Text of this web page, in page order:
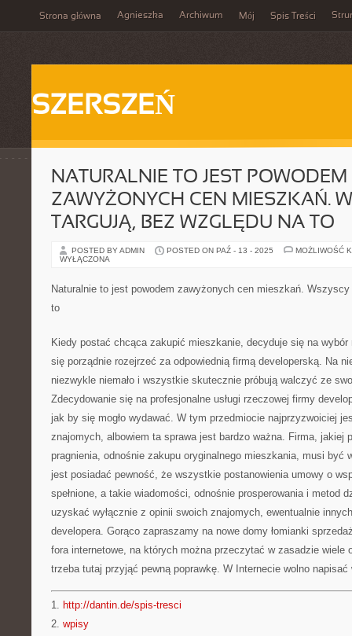
Strona główna Agnieszka Archiwum Mój Spis Treści
SZERSZEŃ
NATURALNIE TO JEST POWODEM
ZAWYŻONYCH CEN MIESZKAŃ.
TARGUJĄ, BEZ WZGLĘDU NA TO
POSTED BY ADMIN POSTED ON PAŹ - 13 - 2025
MOŻLIWOŚĆ
WYŁĄCZONA
Naturalnie to jest powodem zawyżonych cen mieszkań.
to
Kiedy postać chcąca zakupić mieszkanie, decyduje się na wybór
się porządnie rozejrzeć za odpowiednią firmą developerską. Na
niezwykle niemało i wszystkie skutecznie próbują walczyć ze
Zdecydowanie się na profesjonalne usługi rzeczowej firmy
jak by się mogło wydawać. W tym przedmiocie najprzyzwoiciej
znajomych, albowiem ta sprawa jest bardzo ważna. Firma, jakiej
pragnienia, odnośnie zakupu oryginalnego mieszkania, musi być
jest posiadać pewność, że wszystkie postanowienia umowy o
spełnione, a takie wiadomości, odnośnie prosperowania i metod
uzyskać wyłącznie z opinii swoich znajomych, ewentualnie
developera. Gorąco zapraszamy na nowe domy łomianki
fora internetowe, na których można przeczytać w zasadzie wiele
trzeba tutaj przyjąć pewną poprawkę. W Internecie wolno
1. http://dantin.de/spis-tresci
2. wpisy